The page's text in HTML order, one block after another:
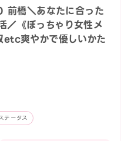
橋＼あなたに合った
《ぽっちゃり女性メ
爽やかで優しいかた
テータス